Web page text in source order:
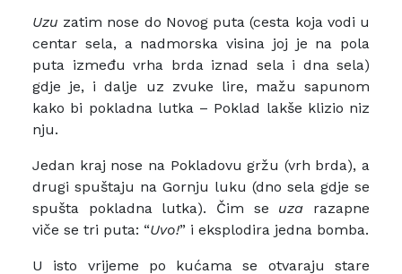
Uzu zatim nose do Novog puta (cesta koja vodi u
centar sela, a nadmorska visina joj je na pola
puta između vrha brda iznad sela i dna sela)
gdje je, i dalje uz zvuke lire, mažu sapunom
kako bi pokladna lutka – Poklad lakše klizio niz
nju.
Jedan kraj nose na Pokladovu gržu (vrh brda), a
drugi spuštaju na Gornju luku (dno sela gdje se
spušta pokladna lutka). Čim se uza razapne
viče se tri puta: “Uvo!” i eksplodira jedna bomba.
U isto vrijeme po kućama se otvaraju stare